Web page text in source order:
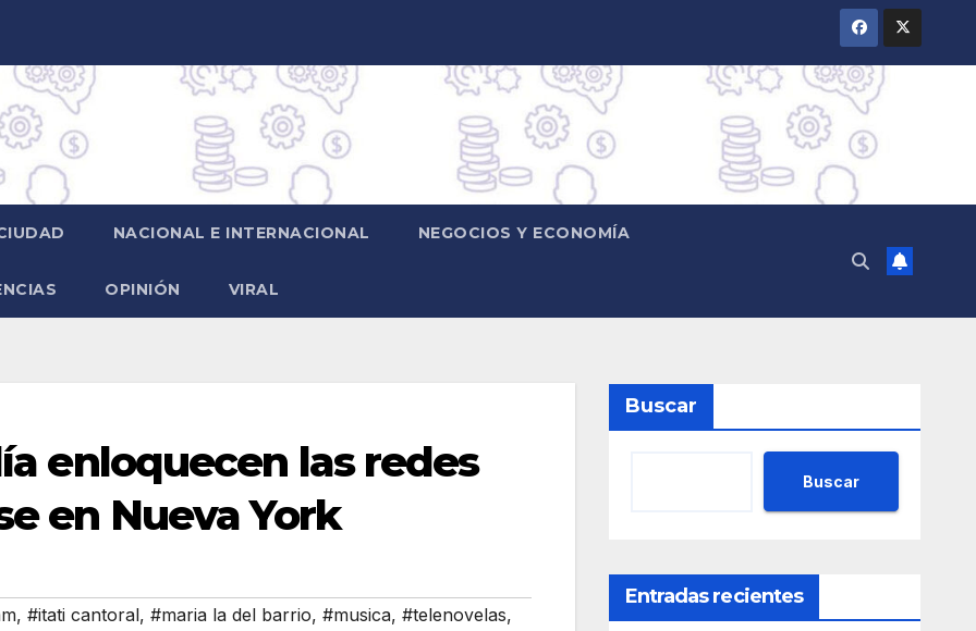
NACIONAL E INTERNACIONAL NEGOCIOS Y ECONOMÍA
OPINIÓN VIRAL
enloquecen las redes
en Nueva York
, #itati cantoral, #maria la del barrio, #musica, #telenovelas,
Buscar
Buscar
Entradas recientes